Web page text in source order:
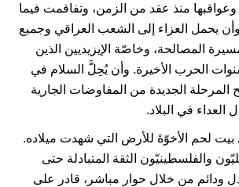
منذ عقد من الزمن، وتفاقمت فيما
يحمل العزاء إلى الشعب العراقي وجميع
المصالحة، وخاصّة الإيزيديين الذين
الحرب الأخيرة. وأن يُحِلَّ السلام في
المرحلة الجديدة من المفاوضات الجارية
العداء في البلاد.
لحم الأخوّةَ للأرض التي شهدت ميلاده.
والفلسطينيّون الثقة المتبادلة حتى
ودائم من خلال حوار مباشر، قادر على